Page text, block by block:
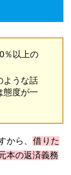
％以上の
ような話
態度が一
から、
借りた
本の返済義務